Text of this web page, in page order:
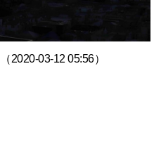
2020-03-12 05:56）